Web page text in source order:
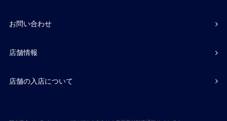
お問い合わせ
店舗情報
店舗の入店について